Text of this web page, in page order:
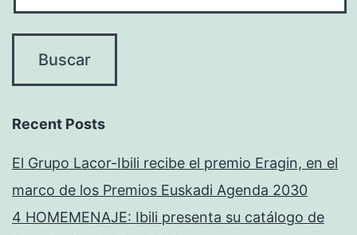
Recent Posts
El Grupo Lacor-Ibili recibe el premio Eragin, en el
marco de los Premios Euskadi Agenda 2030
4 HOMEMENAJE: Ibili presenta su catálogo de